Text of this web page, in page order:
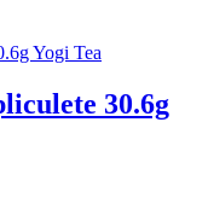
30.6g